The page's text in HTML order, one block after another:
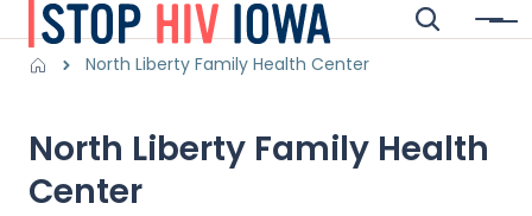
Saltar al contenido principal BuscarMenú
Main navigation
BreadcrumbsNorth Liberty Family Health Center
North Liberty Family Health
Center